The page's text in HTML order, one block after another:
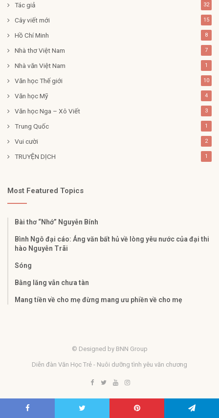
Tác giả 32
Cây viết mới 15
Hồ Chí Minh 8
Nhà thơ Việt Nam 7
Nhà văn Việt Nam 1
Văn học Thế giới 10
Văn học Mỹ 4
Văn học Nga – Xô Viết 3
Trung Quốc 1
Vui cười 2
TRUYỆN DỊCH 1
Most Featured Topics
Bài thơ “Nhớ” Nguyễn Bính
Bình Ngô đại cáo: Áng văn bất hủ về lòng yêu nước của đại thi
hào Nguyễn Trãi
Sóng
Bằng lăng vẫn chưa tàn
Mang tiền về cho mẹ đừng mang ưu phiền về cho mẹ
© Designed by BNN Group
Diễn đàn Văn Học Trẻ - Nuôi dưỡng tình yêu văn chương